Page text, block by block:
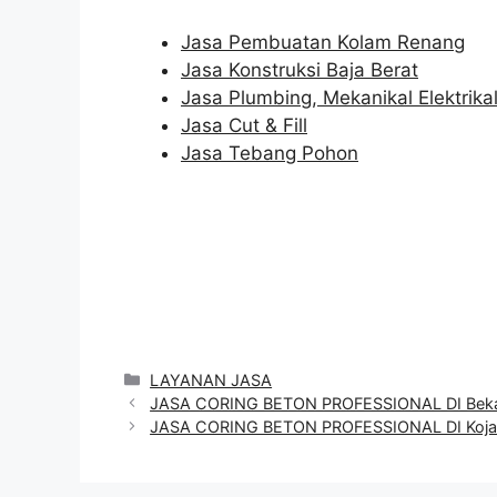
Jasa Pembuatan Kolam Renang
Jasa Konstruksi Baja Berat
Jasa Plumbing, Mekanikal Elektrikal
Jasa Cut & Fill
Jasa Tebang Pohon
Categories
LAYANAN JASA
JASA CORING BETON PROFESSIONAL DI
JASA CORING BETON PROFESSIONAL DI Koja